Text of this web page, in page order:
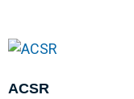
ACSR